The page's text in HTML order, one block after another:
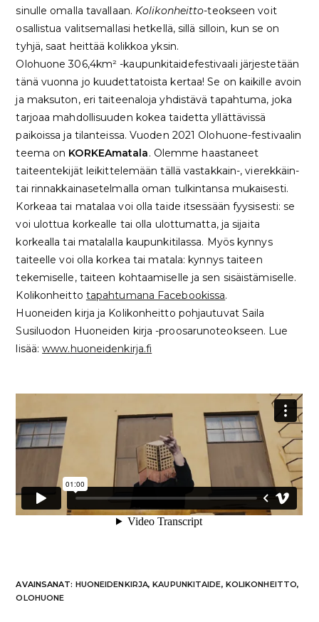
sinulle omalla tavallaan. Kolikonheitto-teokseen voit
osallistua valitsemallasi hetkellä, sillä silloin, kun se on
tyhjä, saat heittää kolikkoa yksin.
Olohuone 306,4km² -kaupunkitaidefestivaali järjestetään
tänä vuonna jo kuudettatoista kertaa! Se on kaikille avoin
ja maksuton, eri taiteenaloja yhdistävä tapahtuma, joka
tarjoaa mahdollisuuden kokea taidetta yllättävissä
paikoissa ja tilanteissa. Vuoden 2021 Olohuone-festivaalin
teema on KORKEAmatala. Olemme haastaneet
taiteentekijät leikittelemään tällä vastakkain-, vierekkäin-
tai rinnakkainasetelmalla oman tulkintansa mukaisesti.
Korkeaa tai matalaa voi olla taide itsessään fyysisesti: se
voi ulottua korkealle tai olla ulottumatta, ja sijaita
korkealla tai matalalla kaupunkitilassa. Myös kynnys
taiteelle voi olla korkea tai matala: kynnys taiteen
tekemiselle, taiteen kohtaamiselle ja sen sisäistämiselle.
Kolikonheitto tapahtumana Facebookissa.
Huoneiden kirja ja Kolikonheitto pohjautuvat Saila
Susiluodon Huoneiden kirja -proosarunoteokseen. Lue
lisää:www.huoneidenkirja.fi
AVAINSANAT: HUONEIDENKIRJA, KAUPUNKITAIDE, KOLIKONHEITTO,
OLOHUONE